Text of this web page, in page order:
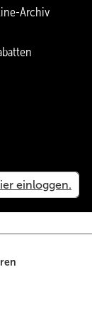
für höchste
Archiv